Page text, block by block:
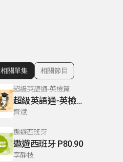
顯示相關單集
相關單集 相關節目
超級英語通-英檢篇
超級英語通-英檢篇 083 Cloze Test/段落填空-13
齊斌
遨遊西班牙
遨遊西班牙 P80.90
李靜枝